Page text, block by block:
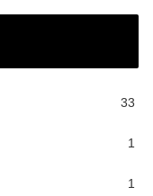
33
1
1